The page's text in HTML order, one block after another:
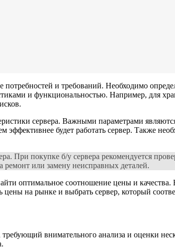
и требований. Необходимо
и функциональностью. Например, для
сервера. Важными параметрами
будет работать сервер. Также
При покупке б/у сервера рекомендуется
или замену неисправных деталей.
оптимальное соотношение цены и
на рынке и выбрать сервер, который
внимательного анализа и оценки